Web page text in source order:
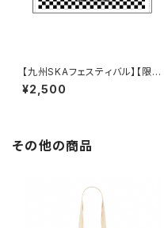
【九州SKAフェスティバル】【限定
30枚】2026 フェイスタオル
¥2,500
その他の商品